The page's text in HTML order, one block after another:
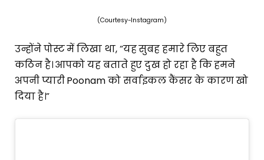
(Courtesy-Instagram)
उन्होंने पोस्ट में लिखा था, “यह सुबह हमारे लिए बहुत
कठिन है। आपको यह बताते हुए दुख हो रहा है कि हमने
अपनी प्यारी Poonam को सर्वाइकल कैंसर के कारण खो
दिया है।”